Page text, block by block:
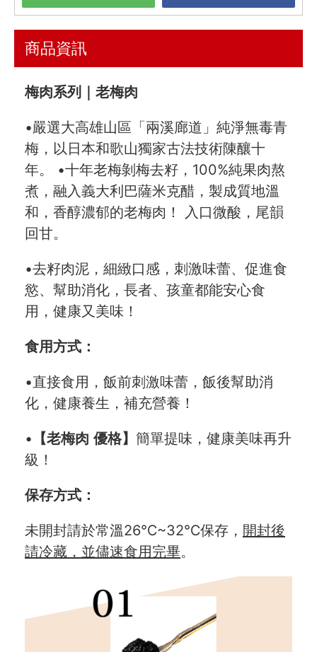
🇯🇵 日本專區
Blog
會員服務
社群
愛飯團FB粉絲團
YouTube
Instagram
聯絡我們
客服專線
服務信箱
關於
關於愛飯團
媒體推薦與報導
資訊安全
商品資訊
梅肉系列｜老梅肉
•嚴選大高雄山區「兩溪廊道」純淨無毒青
梅，以日本和歌山獨家古法技術陳釀十
年。 •十年老梅剝梅去籽，100%純果肉熬
煮，融入義大利巴薩米克醋，製成質地溫
和，香醇濃郁的老梅肉！ 入口微酸，尾韻
回甘。
•去籽肉泥，細緻口感，刺激味蕾、促進食
慾、幫助消化，長者、孩童都能安心食
用，健康又美味！
食用方式：
•直接食用，飯前刺激味蕾，飯後幫助消
化，健康養生，補充營養！
• 【老梅肉 優格】 簡單提味，健康美味再升
級！
保存方式：
未開封請於常溫26℃~32℃保存， 開封後
請冷藏，並儘速食用完畢。